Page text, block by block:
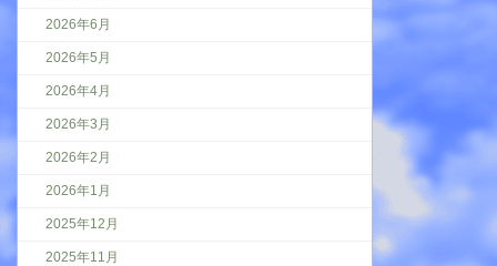
2026年6月
2026年5月
2026年4月
2026年3月
2026年2月
2026年1月
2025年12月
2025年11月